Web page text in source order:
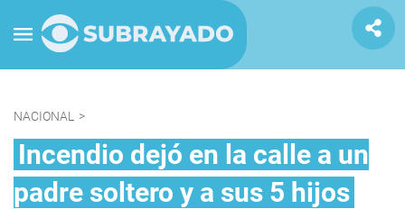
NACIONAL >
Incendio dejó en la calle a un
padre soltero y a sus 5 hijos